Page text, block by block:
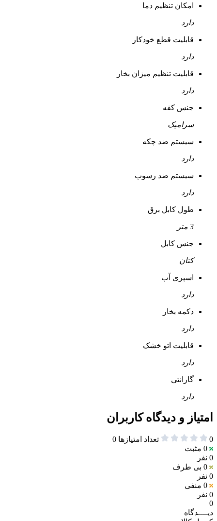
امکان تنظیم دما
دارد
قابلیت قطع خودکار
دارد
قابلیت تنظیم میزان بخار
دارد
جنس کفه
سرامیک
سیستم ضد چکه
دارد
سیستم ضد رسوب
دارد
طول کابل برق
3 متر
جنس کابل
کتان
اسپری آب
دارد
دکمه بخار
دارد
قابلیت اتو خشک
دارد
گارانتی
دارد
امتیاز و دیدگاه کاربران
0 تعداد امتیازها 0
0 مثبت
0 نفر
0 بی طرف
0 نفر
0 منفی
0 نفر
0
دیــــدگاه